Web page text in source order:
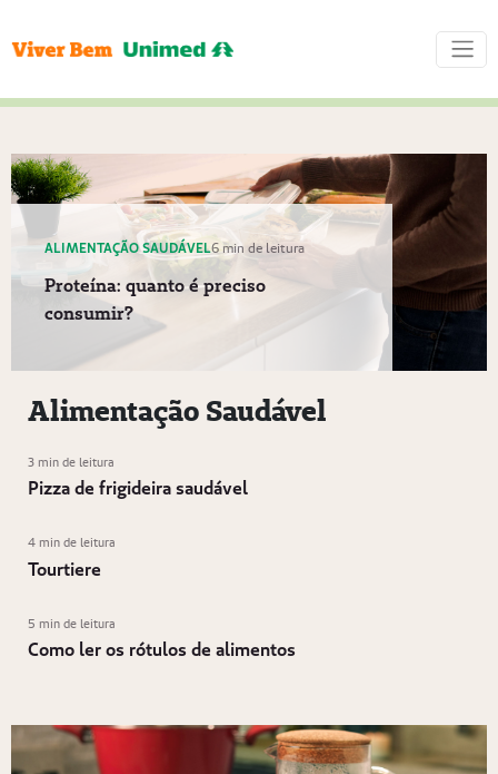
ALIMENTAÇÃO SAUDÁVEL6 min de leitura
Proteína: quanto é preciso
consumir?
Alimentação Saudável
3 min de leitura
Pizza de frigideira saudável
4 min de leitura
Tourtiere
5 min de leitura
Como ler os rótulos de alimentos